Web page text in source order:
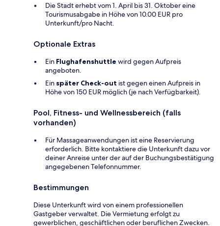
Die Stadt erhebt vom 1. April bis 31. Oktober eine
Tourismusabgabe in Höhe von 10.00 EUR pro
Unterkunft/pro Nacht.
Optionale Extras
Ein Flughafenshuttle wird gegen Aufpreis
angeboten.
Ein später Check-out ist gegen einen Aufpreis in
Höhe von 150 EUR möglich (je nach Verfügbarkeit).
Pool, Fitness- und Wellnessbereich (falls
vorhanden)
Für Massageanwendungen ist eine Reservierung
erforderlich. Bitte kontaktiere die Unterkunft dazu vor
deiner Anreise unter der auf der Buchungsbestätigung
angegebenen Telefonnummer.
Bestimmungen
Diese Unterkunft wird von einem professionellen
Gastgeber verwaltet. Die Vermietung erfolgt zu
gewerblichen, geschäftlichen oder beruflichen Zwecken.